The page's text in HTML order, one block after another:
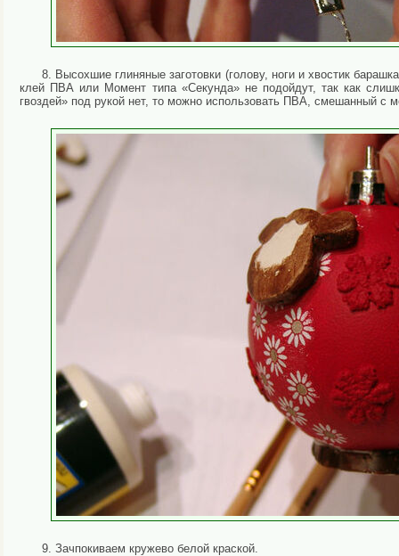
8. Высохшие глиняные заготовки (голову, ноги и хвостик
клей ПВА или Момент типа «Секунда» не подойдут, так как
гвоздей» под рукой нет, то можно использовать ПВА, смешанный с
9. Зачпокиваем кружево белой краской.